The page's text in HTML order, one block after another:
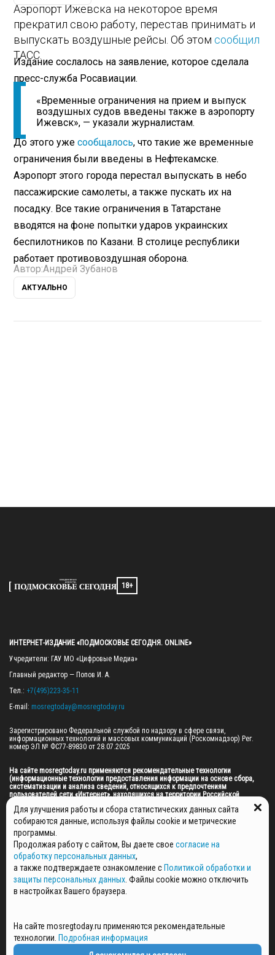
Аэропорт Ижевска на некоторое время
прекратил свою работу, перестав принимать и
выпускать воздушные рейсы. Об этом сообщил
ТАСС.
Издание сослалось на заявление, которое сделала
пресс-служба Росавиации.
«Временные ограничения на прием и выпуск
воздушных судов введены также в аэропорту
Ижевск», — указали журналистам.
До этого ужесообщалось, что такие же временные
ограничения были введены в Нефтекамске.
Аэропорт этого города перестал выпускать в небо
пассажирские самолеты, а также пускать их на
посадку. Все такие ограничения в Татарстане
вводятся на фоне попытки ударов украинских
беспилотников по Казани. В столице республики
работает противовоздушная оборона.
Автор:Андрей Зубанов
АКТУАЛЬНО
18+
ИНТЕРНЕТ-ИЗДАНИЕ «ПОДМОСКОВЬЕ СЕГОДНЯ. ONLINE»
Учредители: ГАУ МО «Цифровые Медиа»
Главный редактор — Попов И. А.
Тел.: +7(495)223-35-11
E-mail: mosregtoday@mosregtoday.ru
Зарегистрировано Федеральной службой по надзору в сфере связи,
информационных технологий и массовых коммуникаций (Роскомнадзор) Рег.
номер ЭЛ № ФС77-89830 от 28.07.2025
На сайте mosregtoday.ru применяются рекомендательные технологии
(информационные технологии предоставления информации на основе сбора,
систематизации и анализа сведений, относящихся к предпочтениям
пользователей сети «Интернет», находящихся на территории Российской
Федерации).
© 2026 ПРАВА НА ВСЕ МАТЕРИАЛЫ САЙТА ПРИНАДЛЕЖАТ ГАУ МО "ЦИФРОВЫЕ
МЕДИА" (ОГРН: 1255000059467).
ПОЛИТИКА ОБРАБОТКИ И ЗАЩИТЫ ПЕРСОНАЛЬНЫХ ДАННЫХ
НОВОСТИ
ГАЗЕТЫ
О РЕДАКЦИИ
СПЕЦПРОЕКТЫ
Для улучшения работы и сбора статистических данных сайта
собираются данные, используя файлы cookie и метрические
программы.
Продолжая работу с сайтом, Вы даете свое согласие на
обработку персональных данных,
а также подтверждаете ознакомление с Политикой обработки и
защиты персональных данных . Файлы cookie можно отключить
в настройках Вашего браузера.
На сайте mosregtoday.ru применяются рекомендательные
технологии. Подробная информация